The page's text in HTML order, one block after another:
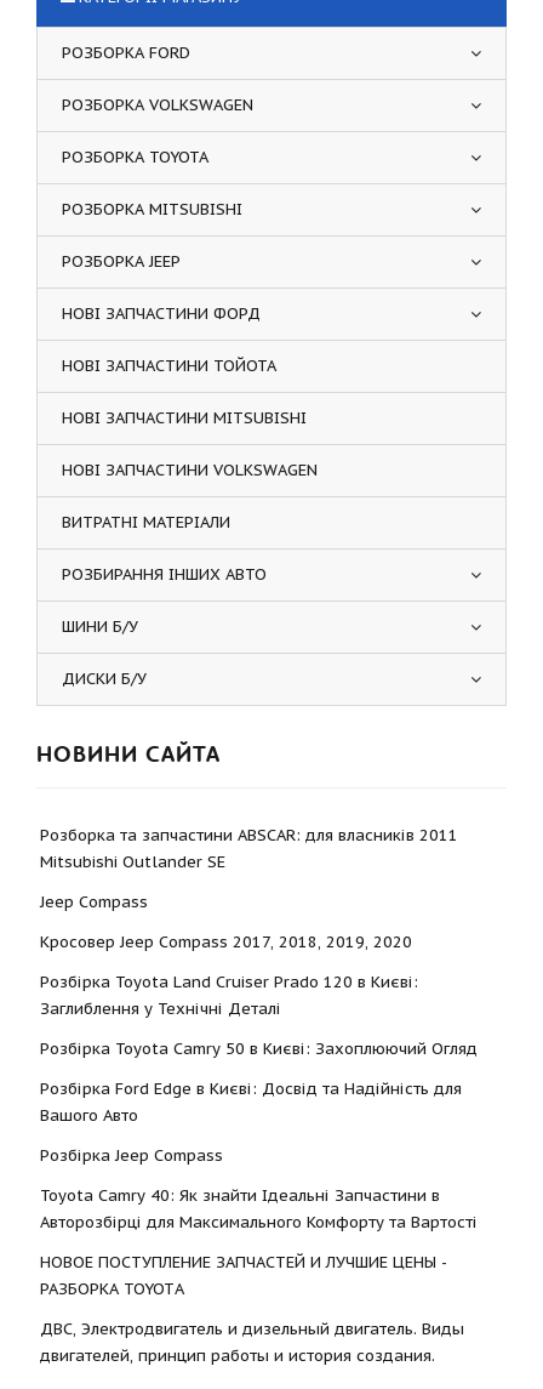
РОЗБОРКА FORD
РОЗБОРКА VOLKSWAGEN
РОЗБОРКА TOYOTA
РОЗБОРКА MITSUBISHI
РОЗБОРКА JEEP
НОВІ ЗАПЧАСТИНИ ФОРД
НОВІ ЗАПЧАСТИНИ ТОЙОТА
НОВІ ЗАПЧАСТИНИ MITSUBISHI
НОВІ ЗАПЧАСТИНИ VOLKSWAGEN
ВИТРАТНІ МАТЕРІАЛИ
РОЗБИРАННЯ ІНШИХ АВТО
ШИНИ Б/У
ДИСКИ Б/У
НОВИНИ САЙТА
Розборка та запчастини ABSCAR: для власників 2011
Mitsubishi Outlander SE
Jeep Compass
Кросовер Jeep Compass 2017, 2018, 2019, 2020
Розбірка Toyota Land Cruiser Prado 120 в Києві:
Заглиблення у Технічні Деталі
Розбірка Toyota Camry 50 в Києві: Захоплюючий Огляд
Розбірка Ford Edge в Києві: Досвід та Надійність для
Вашого Авто
Розбірка Jeep Compass
Toyota Camry 40: Як знайти Ідеальні Запчастини в
Авторозбірці для Максимального Комфорту та Вартості
НОВОЕ ПОСТУПЛЕНИЕ ЗАПЧАСТЕЙ И ЛУЧШИЕ ЦЕНЫ -
РАЗБОРКА TOYOTА
ДВС, Электродвигатель и дизельный двигатель. Виды
двигателей, принцип работы и история создания.